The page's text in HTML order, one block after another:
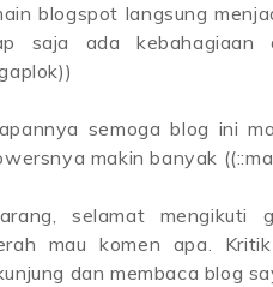
blogspot langsung
saja ada kebahagiaan
semoga blog ini
makin banyak
selamat mengikuti
mau komen apa.
dan membaca blog